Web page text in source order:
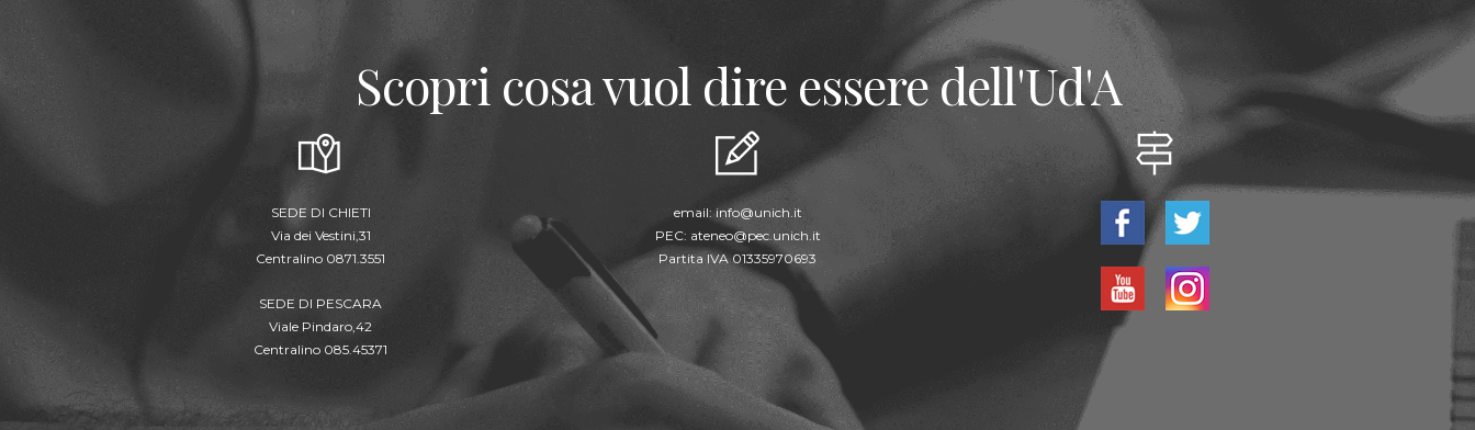
Scopri cosa vuol dire essere dell'Ud'A
SEDE DI CHIETI
Via dei Vestini,31
Centralino 0871.3551
SEDE DI PESCARA
Viale Pindaro,42
Centralino 085.45371
email:info@unich.it
PEC: ateneo@pec.unich.it
Partita IVA 01335970693